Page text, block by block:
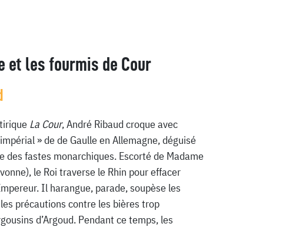
et les fourmis de Cour
La Cour, André Ribaud croque avec
» de de Gaulle en Allemagne, déguisé
des fastes monarchiques. Escorté de Madame
le Roi traverse le Rhin pour effacer
Il harangue, parade, soupèse les
précautions contre les bières trop
d’Argoud. Pendant ce temps, les